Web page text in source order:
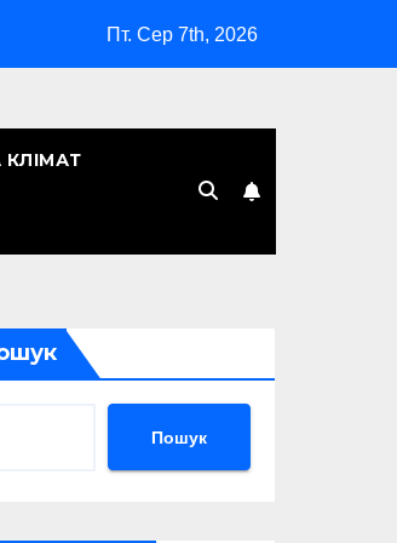
Скільки років Києву: символічна дата,
Пт. Сер 7th, 2026
КЛІМАТ
Пошук